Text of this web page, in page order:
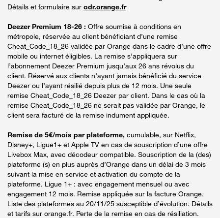
Détails et formulaire sur odr.orange.fr
Deezer Premium 18-26 : Offre soumise à conditions en
métropole, réservée au client bénéficiant d’une remise
Cheat_Code_18_26 validée par Orange dans le cadre d’une offre
mobile ou internet éligibles. La remise s’appliquera sur
l’abonnement Deezer Premium jusqu’aux 26 ans révolus du
client. Réservé aux clients n’ayant jamais bénéficié du service
Deezer ou l’ayant résilié depuis plus de 12 mois. Une seule
remise Cheat_Code_18_26 Deezer par client. Dans le cas où la
remise Cheat_Code_18_26 ne serait pas validée par Orange, le
client sera facturé de la remise indument appliquée.
Remise de 5€/mois par plateforme, cumulable, sur Netflix,
Disney+, Ligue1+ et Apple TV en cas de souscription d’une offre
Livebox Max, avec décodeur compatible. Souscription de la (des)
plateforme (s) en plus auprès d’Orange dans un délai de 3 mois
suivant la mise en service et activation du compte de la
plateforme. Ligue 1+ : avec engagement mensuel ou avec
engagement 12 mois. Remise appliquée sur la facture Orange.
Liste des plateformes au 20/11/25 susceptible d’évolution. Détails
et tarifs sur orange.fr. Perte de la remise en cas de résiliation.